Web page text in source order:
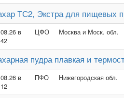
ТС2, Экстра для пищевых
в
ЦФО Москва и Моск. обл.
пудра плавкая и
в
ПФО Нижегородская обл.